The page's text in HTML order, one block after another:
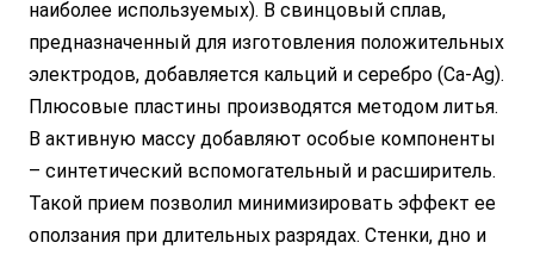
наиболее используемых). В свинцовый сплав,
предназначенный для изготовления положительных
электродов, добавляется кальций и серебро (Ca-Ag).
Плюсовые пластины производятся методом литья.
В активную массу добавляют особые компоненты
– синтетический вспомогательный и расширитель.
Такой прием позволил минимизировать эффект ее
оползания при длительных разрядах. Стенки, дно и